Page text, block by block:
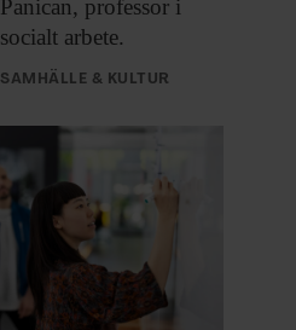
Panican, professor i
socialt arbete.
SAMHÄLLE & KULTUR